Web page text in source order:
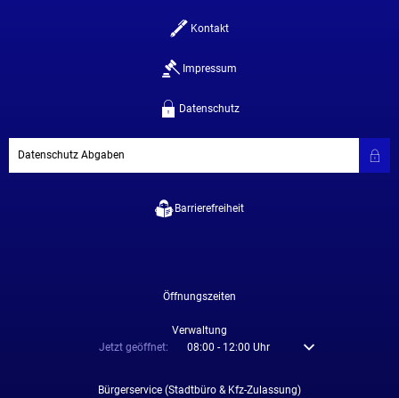
Kontakt
Impressum
Datenschutz
Datenschutz Abgaben
Barrierefreiheit
Öffnungszeiten
Verwaltung
Klicken, um weitere Öffnungs- oder Schließzeiten auszublenden
Jetzt geöffnet: 08:00 - 12:00 Uhr Von 08:00 bis 12:00
Bürgerservice (Stadtbüro & Kfz-Zulassung)